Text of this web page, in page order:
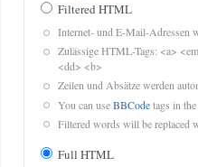
Filtered HTML
Internet- und E-Mail-Adressen
Zulässige HTML-Tags: <a>
<dd> <b>
Zeilen und Absätze werden
You can useBBCodetags in
Filtered words will be replaced
Full HTML